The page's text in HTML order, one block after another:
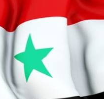
إقتصاد
كأس العالم